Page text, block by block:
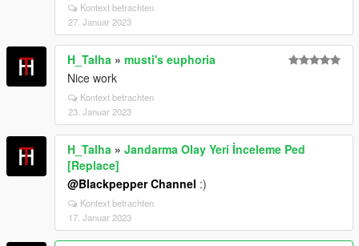
Kontext betrachten
27. Januar 2023
H_Talha » musti's euphoria
Nice work
Kontext betrachten
23. Januar 2023
H_Talha » Jandarma Olay Yeri İnceleme Ped
[Replace]
@Blackpepper Channel :)
Kontext betrachten
17. Januar 2023